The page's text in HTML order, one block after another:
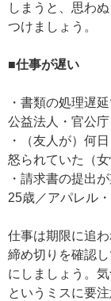
しまうと、思わ
つけましょう。
■仕事が遅い
・書類の処理遅
公益法人・官公庁
・（友人が）何
怒られていた（
・請求書の提出
25歳／アパレル・
仕事は期限に追
締め切りを確認
にしましょう。
というミスに要注